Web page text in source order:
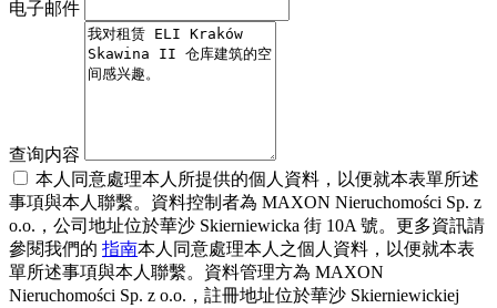
电子邮件
查询内容
本人同意處理本人所提供的個人資料，以便就本表單所述
事項與本人聯繫。資料控制者為 MAXON Nieruchomości Sp. z
o.o.，公司地址位於華沙 Skierniewicka 街 10A 號。更多資訊請
參閱我們的 指南本人同意處理本人之個人資料，以便就本表
單所述事項與本人聯繫。資料管理方為 MAXON
Nieruchomości Sp. z o.o.，註冊地址位於華沙 Skierniewickiej